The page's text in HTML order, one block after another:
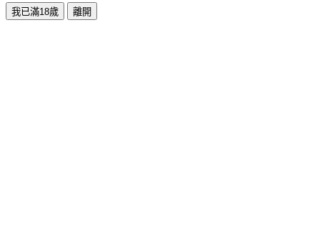
我已滿18歲 離開